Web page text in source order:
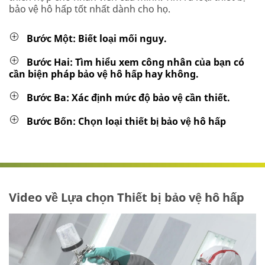
bảo vệ hô hấp tốt nhất dành cho họ.
Bước Một: Biết loại mối nguy.
Bước Hai: Tìm hiểu xem công nhân của bạn có
cần biện pháp bảo vệ hô hấp hay không.
Bước Ba: Xác định mức độ bảo vệ cần thiết.
Bước Bốn: Chọn loại thiết bị bảo vệ hô hấp
Video về Lựa chọn Thiết bị bảo vệ hô hấp